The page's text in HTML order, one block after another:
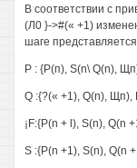
В соответствии с
(Л0 }->#(« +1)
шаге
Р : {Р(п), S(n\ Q(n),
Q :{?(« +1), Q(n),
¡F:{P(n + l), S(n), Q(n
S :{P(n +1), S(n), Q(n